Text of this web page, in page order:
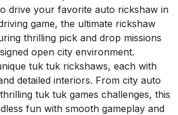
drive your favorite auto rickshaw in
game, the ultimate rickshaw
thrilling pick and drop missions
open city environment.
tuk tuk rickshaws, each with
detailed interiors. From city auto
tuk tuk games challenges, this
fun with smooth gameplay and